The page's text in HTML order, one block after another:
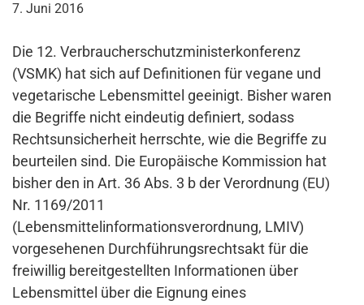
7. Juni 2016
Die 12. Verbraucherschutzministerkonferenz
(VSMK) hat sich auf Definitionen für vegane und
vegetarische Lebensmittel geeinigt. Bisher waren
die Begriffe nicht eindeutig definiert, sodass
Rechtsunsicherheit herrschte, wie die Begriffe zu
beurteilen sind. Die Europäische Kommission hat
bisher den in Art. 36 Abs. 3 b der Verordnung (EU)
Nr. 1169/2011
(Lebensmittelinformationsverordnung, LMIV)
vorgesehenen Durchführungsrechtsakt für die
freiwillig bereitgestellten Informationen über
Lebensmittel über die Eignung eines